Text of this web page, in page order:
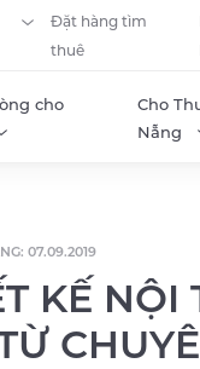
Đặt hàng tìm
thuê
cho
Cho
Nẵng
07.09.2019
KẾ NỘI